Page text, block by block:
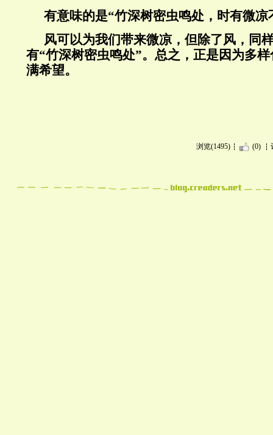
有意味的是“竹深树密虫鸣处，时有微凉
风可以为我们带来微凉，但除了风，同
有“竹深树密虫鸣处”。总之，正是因为多
满希望。
浏览(1495) (0)